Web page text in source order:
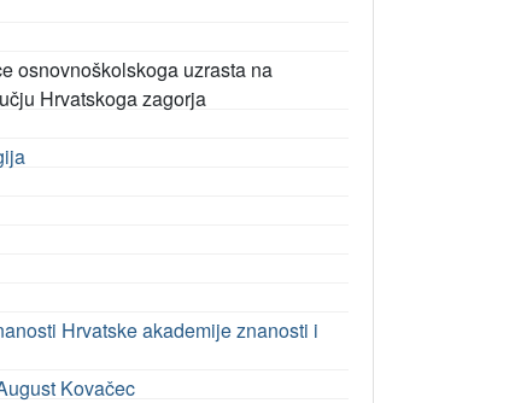
osnovnoškolskoga uzrasta na
Hrvatskoga zagorja
Hrvatske akademije znanosti i
Kovačec